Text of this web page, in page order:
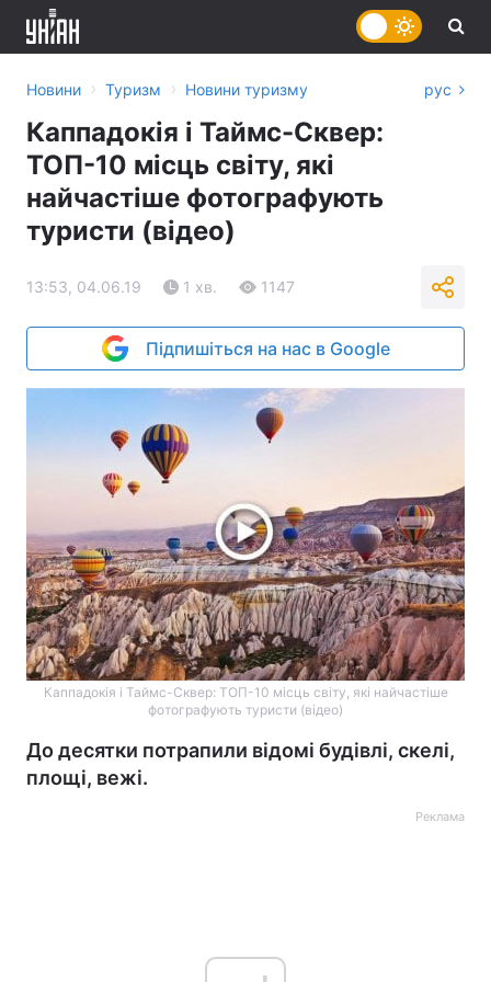
Новини › Туризм › Новини туризму рус
Каппадокія і Таймс-Сквер:
ТОП-10 місць світу, які
найчастіше фотографують
туристи (відео)
13:53, 04.06.19 1 хв. 1147
Підпишіться на нас в Google
Каппадокія і Таймс-Сквер: ТОП-10 місць світу, які найчастіше
фотографують туристи (відео)
До десятки потрапили відомі будівлі, скелі,
площі, вежі.
Реклама